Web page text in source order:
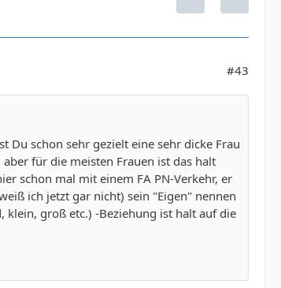
ich auch wirklich hören will, oder einfach
daß sie immer weiter zunimmt und um
mag wie sie ist. Wenn ich mit Dir
verzichten müssen. Als liebende Frau
nicht in Betracht, wobei es aber auch
#43
Du schon sehr gezielt eine sehr dicke Frau
für die meisten Frauen ist das halt
schon mal mit einem FA PN-Verkehr, er
ich jetzt gar nicht) sein "Eigen" nennen
klein, groß etc.) -Beziehung ist halt auf die